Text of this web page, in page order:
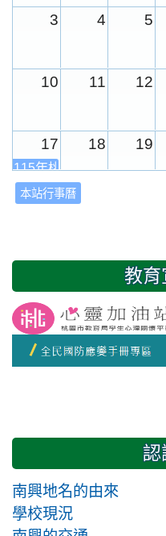
3 4 5
10 11 12
17 18 19
115年桃園市運動會
24
2
友善校園週
開學日
本站行事曆
教育
認
南興地名的由來
學校現況